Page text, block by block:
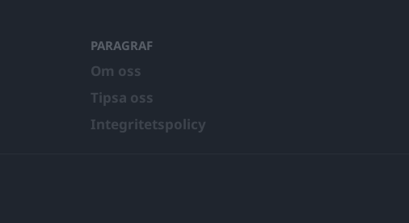
PARAGRAF
Om oss
Tipsa oss
Integritetspolicy